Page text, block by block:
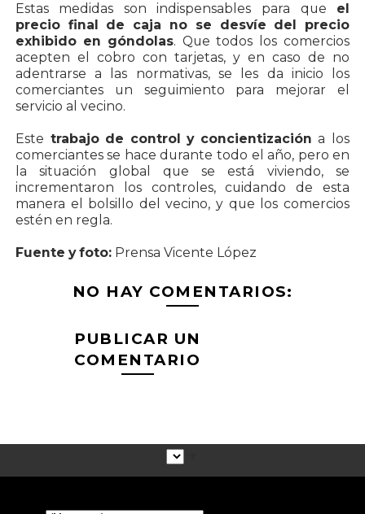
Estas medidas son indispensables para que el
precio final de caja no se desvíe del precio
exhibido en góndolas. Que todos los comercios
acepten el cobro con tarjetas, y en caso de no
adentrarse a las normativas, se les da inicio los
comerciantes un seguimiento para mejorar el
servicio al vecino.
Este trabajo de control y concientización a los
comerciantes se hace durante todo el año, pero en
la situación global que se está viviendo, se
incrementaron los controles, cuidando de esta
manera el bolsillo del vecino, y que los comercios
estén en regla.
Fuente y foto:Prensa Vicente López
NO HAY COMENTARIOS:
PUBLICAR UN
COMENTARIO